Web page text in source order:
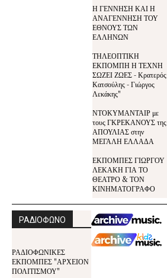
Η ΓΕΝΝΗΣΗ ΚΑΙ Η
ΑΝΑΓΕΝΝΗΣΗ ΤΟΥ
ΕΘΝΟΥΣ ΤΩΝ
ΕΛΛΗΝΩΝ
ΤΗΛΕΟΠΤΙΚΗ
ΕΚΠΟΜΠΗ Η ΤΕΧΝΗ
ΣΩΖΕΙ ΖΩΕΣ - Κρατερός
Κατσούλης - Γιώργος
Λεκάκης"
ΝΤΟΚΥΜΑΝΤΑΙΡ με
τους ΓΚΡΕΚΑΝΟΥΣ της
ΑΠΟΥΛΙΑΣ στην
ΜΕΓΑΛΗ ΕΛΛΑΔΑ
ΕΚΠΟΜΠΕΣ ΓΙΩΡΓΟΥ
ΛΕΚΑΚΗ ΓΙΑ ΤΟ
ΘΕΑΤΡΟ & ΤΟΝ
ΚΙΝΗΜΑΤΟΓΡΑΦΟ
ΡΑΔΙΟΦΩΝΟ
ΡΑΔΙΟΦΩΝΙΚΕΣ
ΕΚΠΟΜΠΕΣ "ΑΡΧΕΙΟΝ
ΠΟΛΙΤΙΣΜΟΥ"